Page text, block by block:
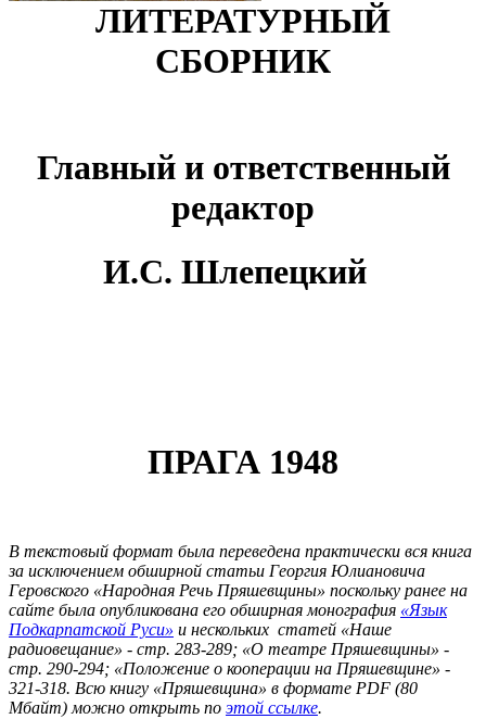
ЛИТЕРАТУРНЫЙ
СБОРНИК
Главный и ответственный
редактор
И.С. Шлепецкий
ПРАГА 1948
В текстовый формат была переведена практически вся книга
за исключением обширной статьи Георгия Юлиановича
Геровского «Народная Речь Пряшевщины» поскольку ранее на
сайте была опубликована его обширная монография «Язык
Подкарпатской Руси» и нескольких статей «Наше
радиовещание» - стр. 283-289; «О театре Пряшевщины» -
стр. 290-294; «Положение о кооперации на Пряшевщине» -
321-318. Всю книгу «Пряшевщина» в формате PDF (80
Мбайт) можно открыть по этой ссылке.